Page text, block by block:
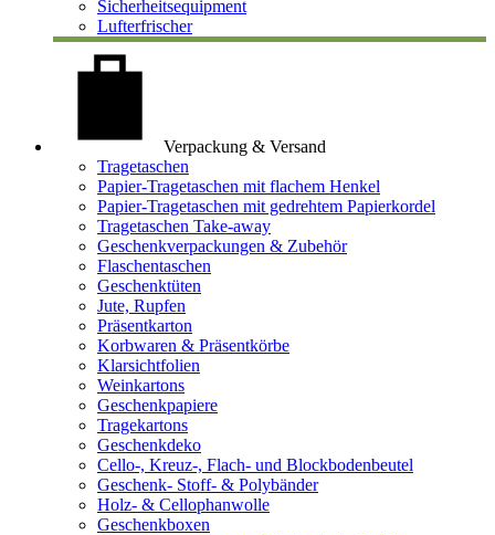
Sicherheitsequipment
Lufterfrischer
Verpackung & Versand
Tragetaschen
Papier-Tragetaschen mit flachem Henkel
Papier-Tragetaschen mit gedrehtem Papierkordel
Tragetaschen Take-away
Geschenkverpackungen & Zubehör
Flaschentaschen
Geschenktüten
Jute, Rupfen
Präsentkarton
Korbwaren & Präsentkörbe
Klarsichtfolien
Weinkartons
Geschenkpapiere
Tragekartons
Geschenkdeko
Cello-, Kreuz-, Flach- und Blockbodenbeutel
Geschenk- Stoff- & Polybänder
Holz- & Cellophanwolle
Geschenkboxen